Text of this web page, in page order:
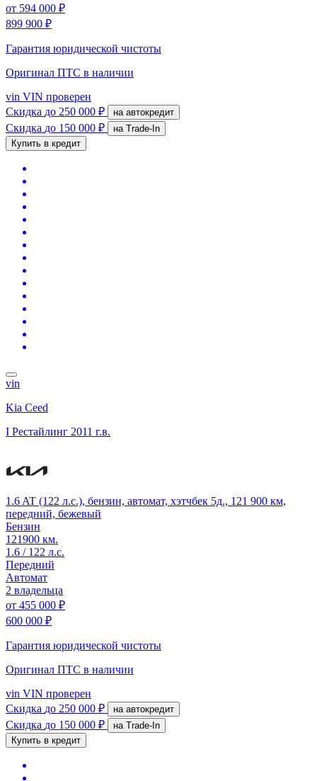
от 594 000 ₽
899 900 ₽
Гарантия юридической чистоты
Оригинал ПТС в наличии
vin VIN проверен
Скидка до 250 000 ₽ на автокредит
Скидка до 150 000 ₽
на Trade-In
Купить в кредит
vin
Kia Ceed
I Рестайлинг 2011 г.в.
1.6 AT (122 л.с.), бензин, автомат, хэтчбек 5д., 121 900 км,
передний, бежевый
Бензин
121900 км.
1.6 / 122 л.с.
Передний
Автомат
2 владельца
от 455 000 ₽
600 000 ₽
Гарантия юридической чистоты
Оригинал ПТС в наличии
vin VIN проверен
Скидка до 250 000 ₽ на автокредит
Скидка до 150 000 ₽
на Trade-In
Купить в кредит